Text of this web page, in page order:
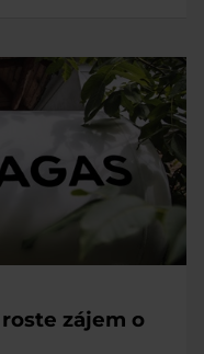
zájem o